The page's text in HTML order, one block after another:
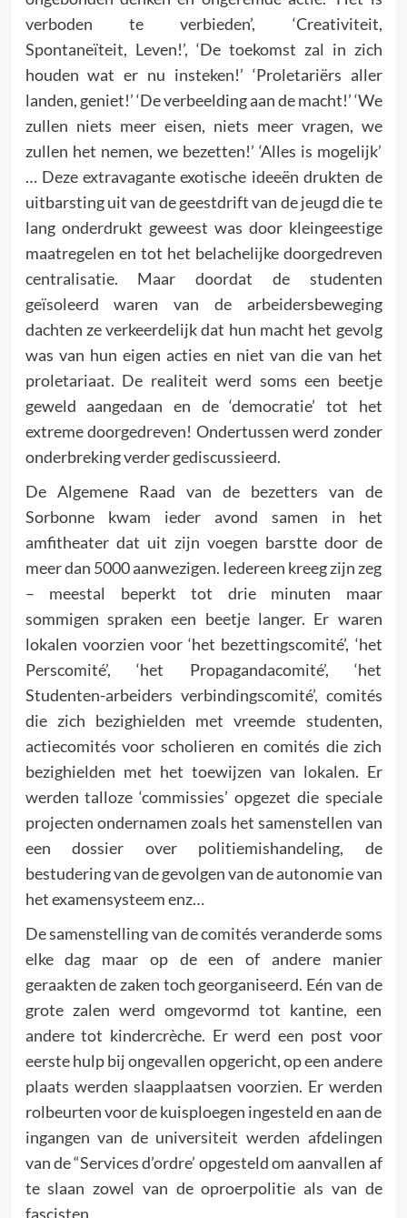
verboden te verbieden’, ‘Creativiteit,
Spontaneïteit, Leven!’, ‘De toekomst zal in zich
houden wat er nu insteken!’ ‘Proletariërs aller
landen, geniet!’ ‘De verbeelding aan de macht!’ ‘We
zullen niets meer eisen, niets meer vragen, we
zullen het nemen, we bezetten!’ ‘Alles is mogelijk’
… Deze extravagante exotische ideeën drukten de
uitbarsting uit van de geestdrift van de jeugd die te
lang onderdrukt geweest was door klein­gees­tige
maatregelen en tot het belachelijke doorgedreven
centra­lisatie. Maar doordat de studenten
geïsoleerd waren van de arbeidersbeweging
dachten ze verkeerdelijk dat hun macht het gevolg
was van hun eigen acties en niet van die van het
prole­tariaat. De realiteit werd soms een beetje
geweld aange­daan en de ‘democratie’ tot het
extreme doorgedreven! Onder­tussen werd zonder
onderbreking verder gediscussieerd.
De Algemene Raad van de bezetters van de
Sorbonne kwam ieder avond samen in het
amfitheater dat uit zijn voegen barstte door de
meer dan 5000 aanwezigen. Iedereen kreeg zijn zeg
– meestal beperkt tot drie minuten maar
sommigen spraken een beetje langer. Er waren
lokalen voorzien voor ‘het bezettingscomité’, ‘het
Perscomité’, ‘het Propagandacomité’, ‘het
Studenten-arbeiders verbindingscomité’, comités
die zich bezighielden met vreemde studenten,
actiecomités voor scholie­ren en comités die zich
bezighielden met het toewijzen van lokalen. Er
werden talloze ‘commissies’ opgezet die speciale
projecten ondernamen zoals het samenstellen van
een dossier over politiemishandeling, de
bestudering van de gevolgen van de autonomie van
het examensysteem enz…
De samenstelling van de comités veranderde soms
elke dag maar op de een of andere manier
geraakten de zaken toch georgani­seerd. Eén van de
grote zalen werd omgevormd tot kantine, een
andere tot kindercrèche. Er werd een post voor
eerste hulp bij ongevallen opgericht, op een andere
plaats werden slaap­plaat­sen voorzien. Er werden
rolbeurten voor de kuisploegen inge­steld en aan de
ingangen van de universiteit werden afdelingen
van de “Services d’ordre’ opgesteld om aanvallen af
te slaan zowel van de oproerpolitie als van de
fascisten.